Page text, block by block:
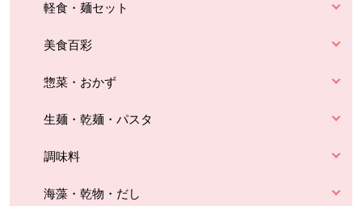
軽食・麺セット
美食百彩
惣菜・おかず
生麺・乾麺・パスタ
調味料
海藻・乾物・だし